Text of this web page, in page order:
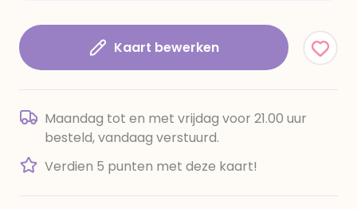
Kaart bewerken
Maandag tot en met vrijdag voor 21.00 uur
besteld, vandaag verstuurd.
Verdien 5 punten met deze kaart!